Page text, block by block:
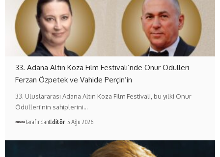
33. Adana Altın Koza Film Festivali’nde Onur Ödülleri
Ferzan Özpetek ve Vahide Perçin’in
33. Uluslararası Adana Altın Koza Film Festivali, bu yılki Onur
Ödülleri'nin sahiplerini…
TarafındanEditör 5 Ağu 2026